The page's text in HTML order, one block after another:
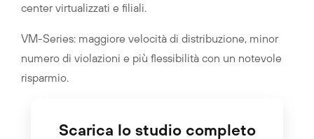
center virtualizzati e filiali.
VM-Series: maggiore velocità di distribuzione, minor
numero di violazioni e più flessibilità con un notevole
risparmio.
Scarica lo studio completo